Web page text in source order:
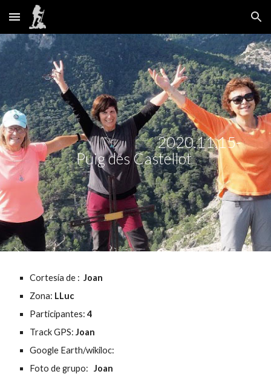
Skip to main content Skip to navigation
2020.11.15-
Puig des Castellot
Cortesía de : Joan
Zona: LLuc
Participantes: 4
Track GPS: Joan
Google Earth/wikiloc:
Foto de grupo: Joan